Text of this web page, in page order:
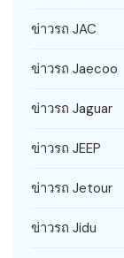
ข่าวรถ JAC
ข่าวรถ Jaecoo
ข่าวรถ Jaguar
ข่าวรถ JEEP
ข่าวรถ Jetour
ข่าวรถ Jidu